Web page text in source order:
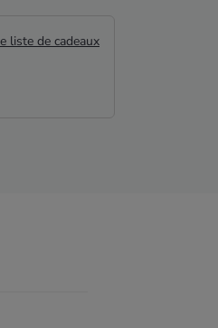
liste de cadeaux